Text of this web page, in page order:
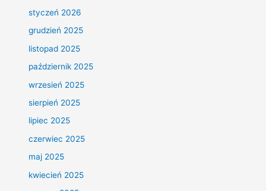
styczeń 2026
grudzień 2025
listopad 2025
październik 2025
wrzesień 2025
sierpień 2025
lipiec 2025
czerwiec 2025
maj 2025
kwiecień 2025